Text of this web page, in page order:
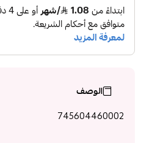
الوصف
745604460002